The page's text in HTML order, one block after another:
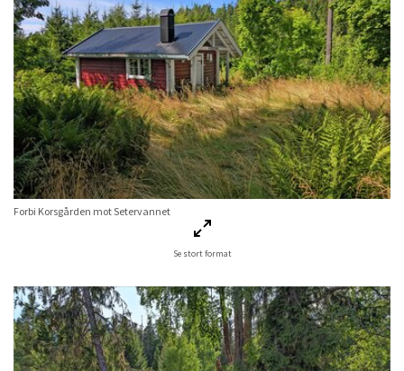
Forbi Korsgården mot Setervannet
Se stort format